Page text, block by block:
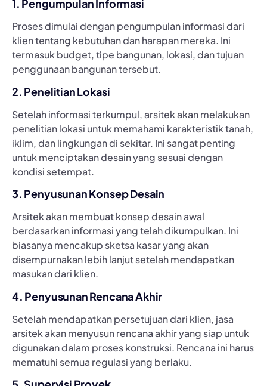
1. Pengumpulan Informasi
Proses dimulai dengan pengumpulan informasi dari
klien tentang kebutuhan dan harapan mereka. Ini
termasuk budget, tipe bangunan, lokasi, dan tujuan
penggunaan bangunan tersebut.
2. Penelitian Lokasi
Setelah informasi terkumpul, arsitek akan melakukan
penelitian lokasi untuk memahami karakteristik tanah,
iklim, dan lingkungan di sekitar. Ini sangat penting
untuk menciptakan desain yang sesuai dengan
kondisi setempat.
3. Penyusunan Konsep Desain
Arsitek akan membuat konsep desain awal
berdasarkan informasi yang telah dikumpulkan. Ini
biasanya mencakup sketsa kasar yang akan
disempurnakan lebih lanjut setelah mendapatkan
masukan dari klien.
4. Penyusunan Rencana Akhir
Setelah mendapatkan persetujuan dari klien, jasa
arsitek akan menyusun rencana akhir yang siap untuk
digunakan dalam proses konstruksi. Rencana ini harus
mematuhi semua regulasi yang berlaku.